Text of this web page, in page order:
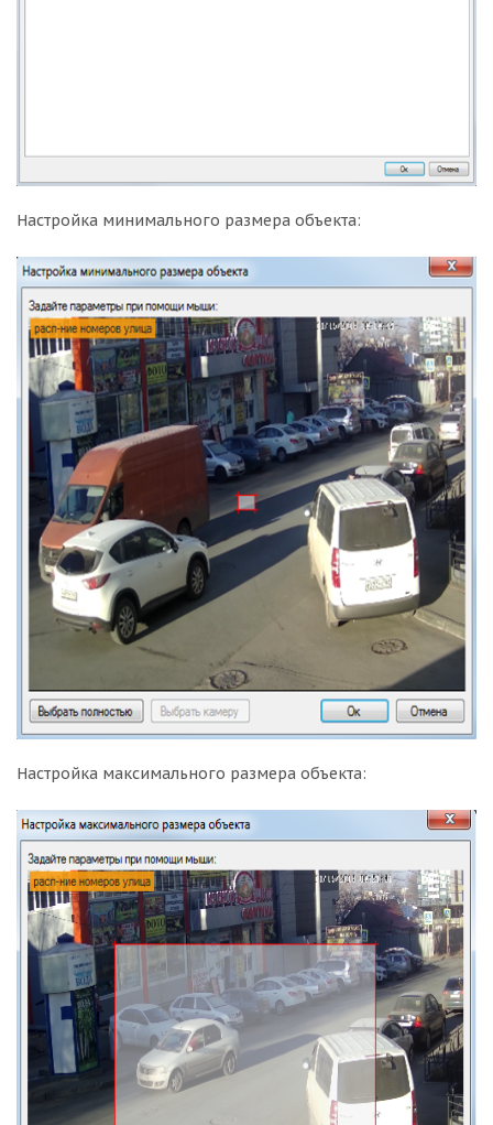
Настройка минимального размера объекта:
Настройка максимального размера объекта: